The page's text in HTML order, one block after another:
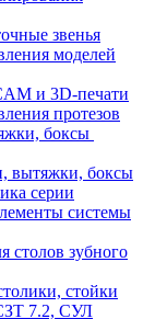
звенья
моделей
и 3D-печати
протезов
боксы
вытяжки, боксы
серии
системы
столов зубного
стойки
7.2, СУЛ